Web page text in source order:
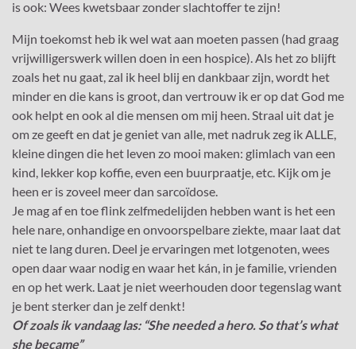
is ook: Wees kwetsbaar zonder slachtoffer te zijn!
Mijn toekomst heb ik wel wat aan moeten passen (had graag
vrijwilligerswerk willen doen in een hospice). Als het zo blijft
zoals het nu gaat, zal ik heel blij en dankbaar zijn, wordt het
minder en die kans is groot, dan vertrouw ik er op dat God me
ook helpt en ook al die mensen om mij heen. Straal uit dat je
om ze geeft en dat je geniet van alle, met nadruk zeg ik ALLE,
kleine dingen die het leven zo mooi maken: glimlach van een
kind, lekker kop koffie, even een buurpraatje, etc. Kijk om je
heen er is zoveel meer dan sarcoïdose.
Je mag af en toe flink zelfmedelijden hebben want is het een
hele nare, onhandige en onvoorspelbare ziekte, maar laat dat
niet te lang duren. Deel je ervaringen met lotgenoten, wees
open daar waar nodig en waar het kán, in je familie, vrienden
en op het werk. Laat je niet weerhouden door tegenslag want
je bent sterker dan je zelf denkt!
Of zoals ik vandaag las: “She needed a hero. So that’s what
she became”